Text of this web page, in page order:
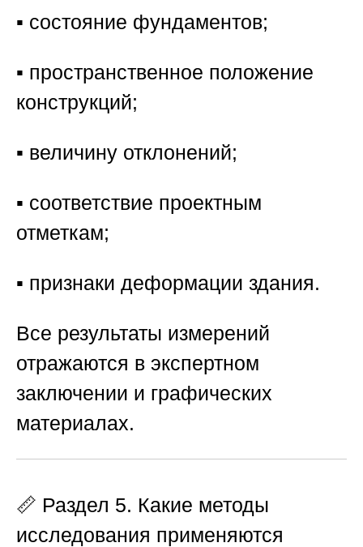
▪️ состояние фундаментов;
▪️ пространственное положение
конструкций;
▪️ величину отклонений;
▪️ соответствие проектным
отметкам;
▪️ признаки деформации здания.
Все результаты измерений
отражаются в экспертном
заключении и графических
материалах.
📏 Раздел 5. Какие методы
исследования применяются